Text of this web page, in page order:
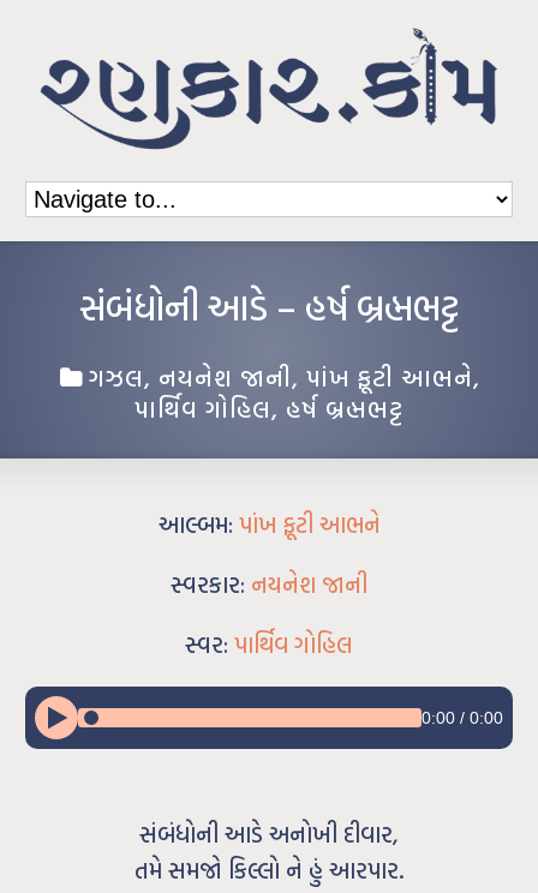
સંબંધોની આડે – હર્ષ બ્રહ્મભટ્ટ
ગઝલ, નયનેશ જાની, પાંખ ફૂટી આભને,
પાર્થિવ ગોહિલ, હર્ષ બ્રહ્મભટ્ટ
આલ્બમ: પાંખ ફૂટી આભને
સ્વરકાર: નયનેશ જાની
સ્વર: પાર્થિવ ગોહિલ
0:00/ 0:00
સંબંધોની આડે અનોખી દીવાર,
તમે સમજો કિલ્લો ને હું આરપાર.